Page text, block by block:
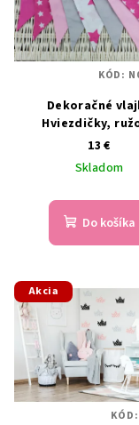
Dekoračné
Hviezdičky,
13 €
Skladom
Do košíka
KÓD:
Akcia
KÓD: